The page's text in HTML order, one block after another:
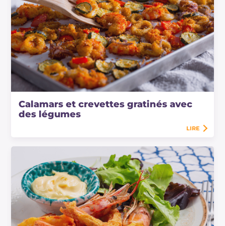
Calamars et crevettes gratinés avec
des légumes
LIRE